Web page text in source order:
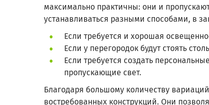
максимально практичны: они и
устанавливаться разными способами, в
Если требуется и хорошая
Если у перегородок будут стоять
Если требуется создать
пропускающие свет.
Благодаря большому количеству
востребованных конструкций. Они